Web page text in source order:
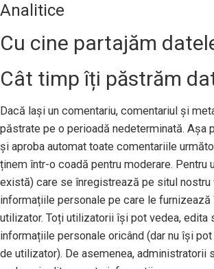
Analitice
Cu cine partajăm
Cât timp îți păstrăm
Dacă lași un comentariu, comentariul și
păstrate pe o perioadă nedeterminată. Așa
și aproba automat toate comentariile
ținem într-o coadă pentru moderare. Pentru
există) care se înregistrează pe situl
informațiile personale pe care le furnizează
utilizator. Toți utilizatorii își pot vedea, edita
informațiile personale oricând (dar nu își
de utilizator). De asemenea, administratorii